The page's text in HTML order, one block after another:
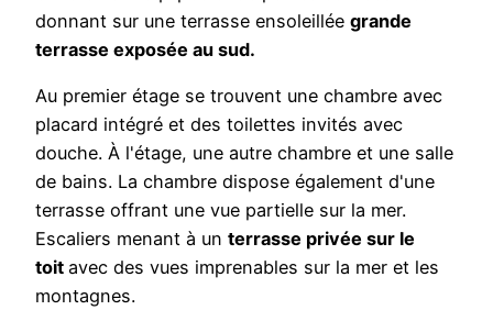
donnant sur une terrasse ensoleillée grande
terrasse exposée au sud.
Au premier étage se trouvent une chambre avec
placard intégré et des toilettes invités avec
douche. À l'étage, une autre chambre et une salle
de bains. La chambre dispose également d'une
terrasse offrant une vue partielle sur la mer.
Escaliers menant à un terrasse privée sur le
toit avec des vues imprenables sur la mer et les
montagnes.